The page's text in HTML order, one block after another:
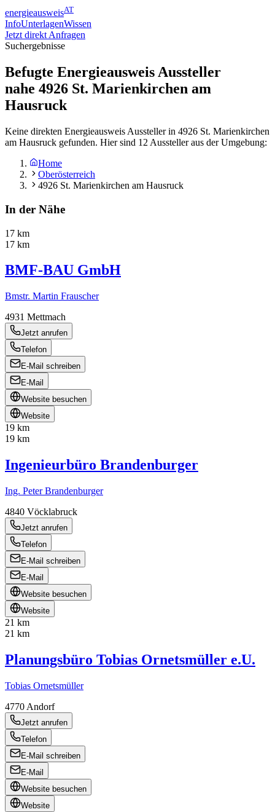
energieausweisAT
InfoUnterlagenWissen
Jetzt direkt Anfragen
Suchergebnisse
Befugte Energieausweis Aussteller
nahe 4926 St. Marienkirchen am
Hausruck
Keine direkten Energieausweis Aussteller in 4926 St. Marienkirchen
am Hausruck gefunden. Hier sind 12 Aussteller aus der Umgebung:
Home
Oberösterreich
4926 St. Marienkirchen am Hausruck
In der Nähe
17 km
17 km
BMF-BAU GmbH
Bmstr. Martin Frauscher
4931 Mettmach
Jetzt anrufen
Telefon
E-Mail schreiben
E-Mail
Website besuchen
Website
19 km
19 km
Ingenieurbüro Brandenburger
Ing. Peter Brandenburger
4840 Vöcklabruck
Jetzt anrufen
Telefon
E-Mail schreiben
E-Mail
Website besuchen
Website
21 km
21 km
Planungsbüro Tobias Ornetsmüller e.U.
Tobias Ornetsmüller
4770 Andorf
Jetzt anrufen
Telefon
E-Mail schreiben
E-Mail
Website besuchen
Website